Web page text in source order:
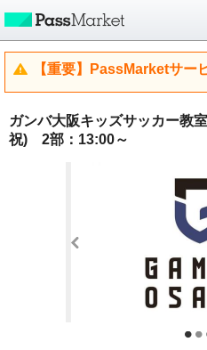
【重要】PassMarketサー
ガンバ大阪キッズサッカー教
祝) 2部：13:00～